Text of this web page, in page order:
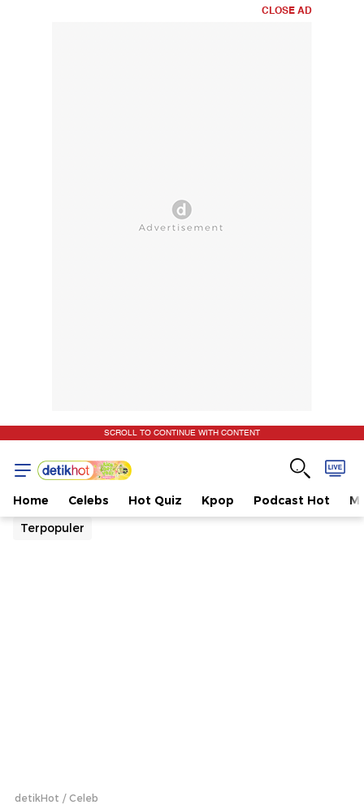
CLOSE AD
SCROLL TO CONTINUE WITH CONTENT
Home Celebs Hot Quiz Kpop Podcast Hot
Terpopuler
detikHot Celeb